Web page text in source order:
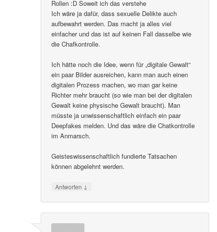
Rollen :D Soweit ich das verstehe
Ich wäre ja dafür, dass sexuelle Delikte auch
aufbewahrt werden. Das macht ja alles viel
einfacher und das ist auf keinen Fall dasselbe wie
die Chafkontrolle.
Ich hätte noch die Idee, wenn für „digitale Gewalt“
ein paar Bilder ausreichen, kann man auch einen
digitalen Prozess machen, wo man gar keine
Richter mehr braucht (so wie man bei der digitalen
Gewalt keine physische Gewalt braucht). Man
müsste ja unwissenschaftlich einfach ein paar
Deepfakes melden. Und das wäre die Chatkontrolle
im Anmarsch.
Geisteswissenschaftlich fundierte Tatsachen
können abgelehnt werden.
Antworten ↓